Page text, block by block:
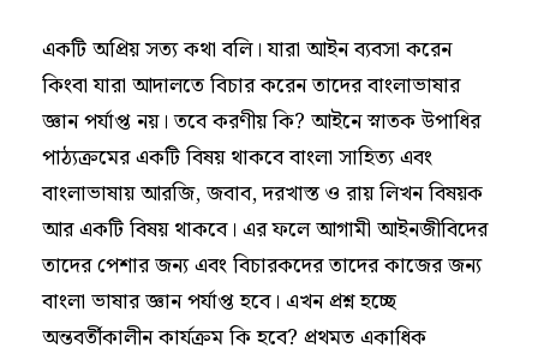
একটি অপ্রিয় সত্য কথা বলি। যারা আইন ব্যবসা করেন
কিংবা যারা আদালতে বিচার করেন তাদের বাংলাভাষার
জ্ঞান পর্যাপ্ত নয়। তবে করণীয় কি? আইনে স্নাতক উপাধির
পাঠ্যক্রমের একটি বিষয় থাকবে বাংলা সাহিত্য এবং
বাংলাভাষায় আরজি, জবাব, দরখাস্ত ও রায় লিখন বিষয়ক
আর একটি বিষয় থাকবে। এর ফলে আগামী আইনজীবিদের
তাদের পেশার জন্য এবং বিচারকদের তাদের কাজের জন্য
বাংলা ভাষার জ্ঞান পর্যাপ্ত হবে। এখন প্রশ্ন হচ্ছে
অন্তবর্তীকালীন কার্যক্রম কি হবে? প্রথমত একাধিক